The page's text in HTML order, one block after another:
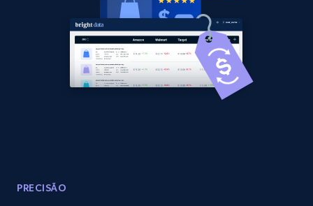
2.1K+ 375+ Comece agora
more.
PRECISÃO